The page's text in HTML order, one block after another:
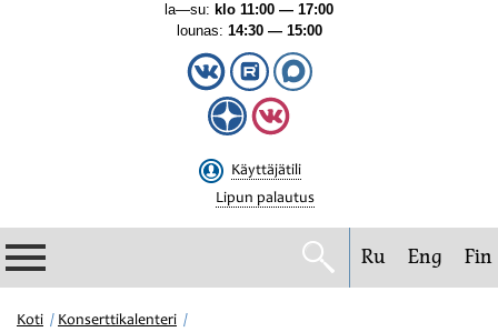
la—su: klo 11:00 — 17:00
lounas: 14:30 — 15:00
Käyttäjätili
Lipun palautus
Filharmonia
Ru Eng Fin
Koti Konserttikalenteri